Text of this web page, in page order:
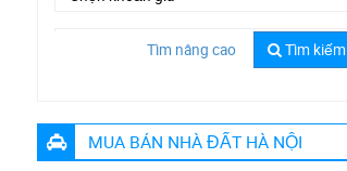
Tìm nâng cao Tìm kiếm
MUA BÁN NHÀ ĐẤT HÀ NỘI